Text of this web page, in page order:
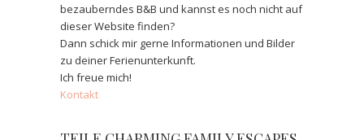
bezauberndes B&B und kannst es noch nicht auf
dieser Website finden?
Dann schick mir gerne Informationen und Bilder
zu deiner Ferienunterkunft.
Ich freue mich!
Kontakt